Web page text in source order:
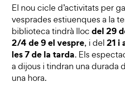
El nou cicle d’activitats per
vesprades estiuenques a la
biblioteca tindrà lloc del 29
2/4 de 9 el vespre, i del 21 i
les 7 de la tarda. Els
a dijous i tindran una durada
una hora.